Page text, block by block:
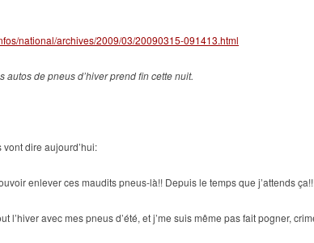
national/archives/2009/03/20090315-091413.html
autos de pneus d’hiver prend fin cette nuit.
dire aujourd’hui:
enlever ces maudits pneus-là!! Depuis le temps que j’attends
l’hiver avec mes pneus d’été, et j’me suis même pas fait pogner,